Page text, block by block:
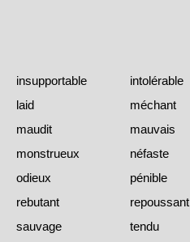
insupportable
intolérable
laid
méchant
maudit
mauvais
monstrueux
néfaste
odieux
pénible
rebutant
repoussant
sauvage
tendu